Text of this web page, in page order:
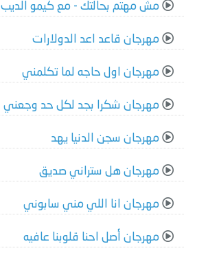
مش مهتم بحالتك - مع كيمو الديب
مهرجان قاعد اعد الدولارات
مهرجان اول حاجه لما تكلمني
مهرجان شكرا بجد لكل حد وجعني
مهرجان سجن الدنيا يهد
مهرجان هل ستراني صديق
مهرجان انا اللي مني سابوني
مهرجان أصل احنا قلوبنا عافيه